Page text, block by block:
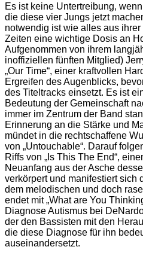
Es ist keine Untertreibung,
die diese vier Jungs jetzt
notwendig ist wie alles aus
Zeiten eine wichtige Dosis an
Aufgenommen von ihrem
inoffiziellen fünften Mitglied)
„Our Time“, einer kraftvollen
Ergreifen des Augenblicks,
des Titeltracks einsetzt. Es ist
Bedeutung der Gemeinschaft
immer im Zentrum der Band
Erinnerung an die Stärke und
mündet in die rechtschaffene
von „Untouchable“. Darauf
Riffs von „Is This The End“,
Neuanfang aus der Asche
verkörpert und manifestiert sich
dem melodischen und doch
endet mit „What are You
Diagnose Autismus bei
der den Bassisten mit den
die diese Diagnose für ihn
auseinandersetzt.